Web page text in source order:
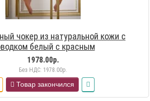
чокер из натуральной кожи с
белый с красным
1978.00р.
Без НДС: 1978.00р.
Товар закончился